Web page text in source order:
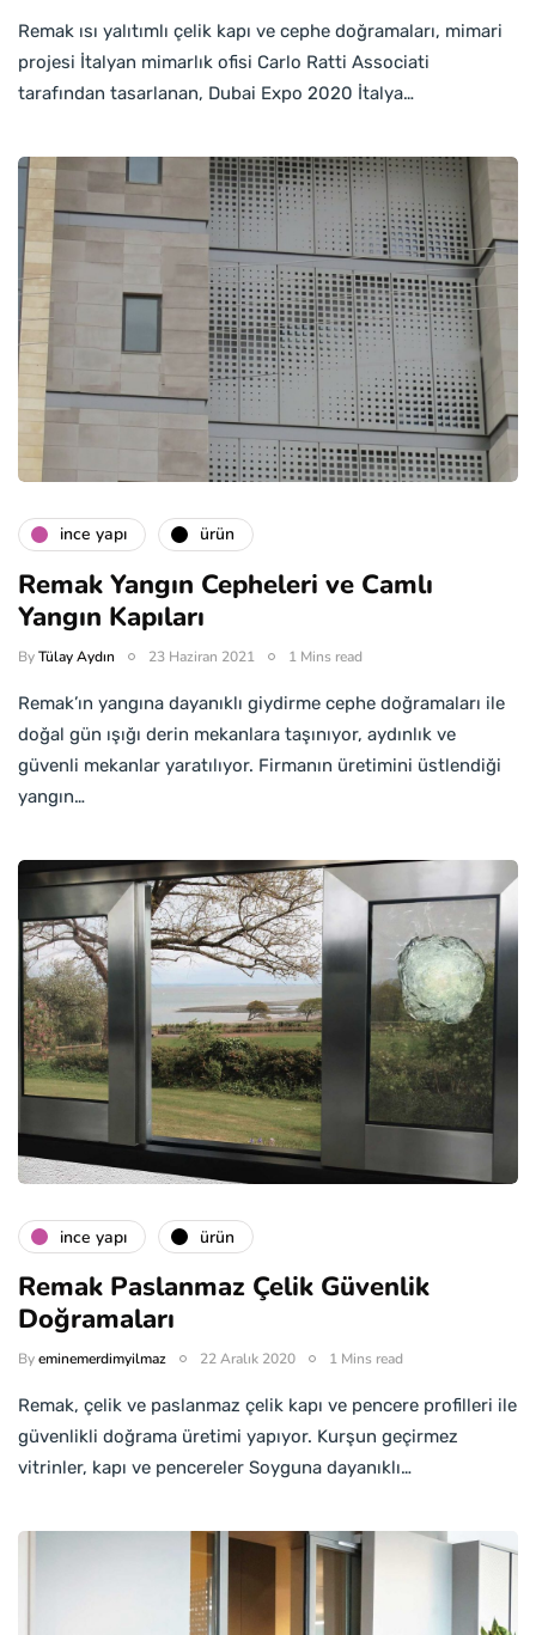
Remak ısı yalıtımlı çelik kapı ve cephe doğramaları, mimari
projesi İtalyan mimarlık ofisi Carlo Ratti Associati
tarafından tasarlanan, Dubai Expo 2020 İtalya…
i̇nce yapı ürün
Remak Yangın Cepheleri ve Camlı
Yangın Kapıları
ByTülay Aydın 23 Haziran 2021 1 Mins read
Remak’ın yangına dayanıklı giydirme cephe doğramaları ile
doğal gün ışığı derin mekanlara taşınıyor, aydınlık ve
güvenli mekanlar yaratılıyor. Firmanın üretimini üstlendiği
yangın…
i̇nce yapı ürün
Remak Paslanmaz Çelik Güvenlik
Doğramaları
Byeminemerdimyilmaz 22 Aralık 2020 1 Mins read
Remak, çelik ve paslanmaz çelik kapı ve pencere profilleri ile
güvenlikli doğrama üretimi yapıyor. Kurşun geçirmez
vitrinler, kapı ve pencereler Soyguna dayanıklı…